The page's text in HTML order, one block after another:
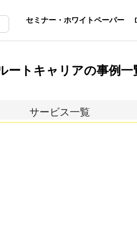
セミナー・ホワイトペーパー
ートキャリアの事例一
サービス一覧